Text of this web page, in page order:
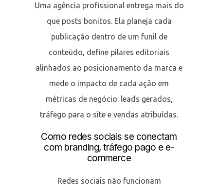
Uma agência profissional entrega mais do
que posts bonitos. Ela planeja cada
publicação dentro de um funil de
conteúdo, define pilares editoriais
alinhados ao posicionamento da marca e
mede o impacto de cada ação em
métricas de negócio: leads gerados,
tráfego para o site e vendas atribuídas.
Como redes sociais se conectam
com branding, tráfego pago e e-
commerce
Redes sociais não funcionam